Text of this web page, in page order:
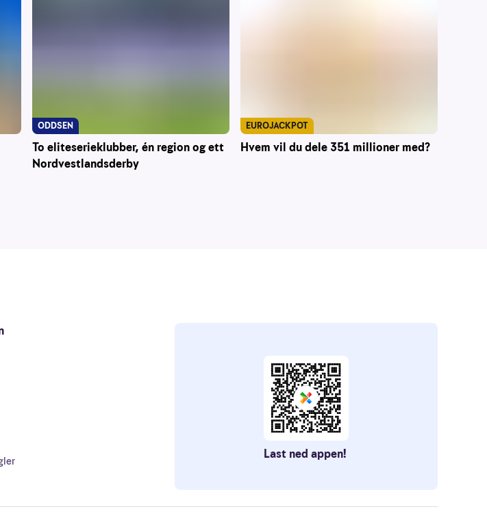
To eliteserieklubber, én region og ett
Nordvestlandsderby
ODDSEN
Hvem vil du dele 351 millioner med?
EUROJACKPOT
Last ned appen!